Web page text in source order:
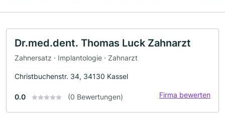
Dr.med.dent. Thomas Luck Zahnarzt
Zahnersatz · Implantologie · Zahnarzt
Christbuchenstr. 34, 34130 Kassel
0.0 (0 Bewertungen) Firma bewerten